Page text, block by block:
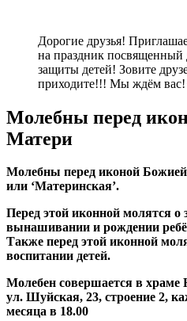
Дорогие друзья!
на праздник
защиты детей! Зовите
приходите!!! Мы ждём
Молебны перед
Матери
Молебны перед иконой
или ‘Материнская’.
Перед этой иконной молятся о
вынашивании и рождении
Также перед этой иконной
воспитании детей.
Молебен совершается в храме
ул. Шуйская, 23, строение 2,
месяца в 18.00